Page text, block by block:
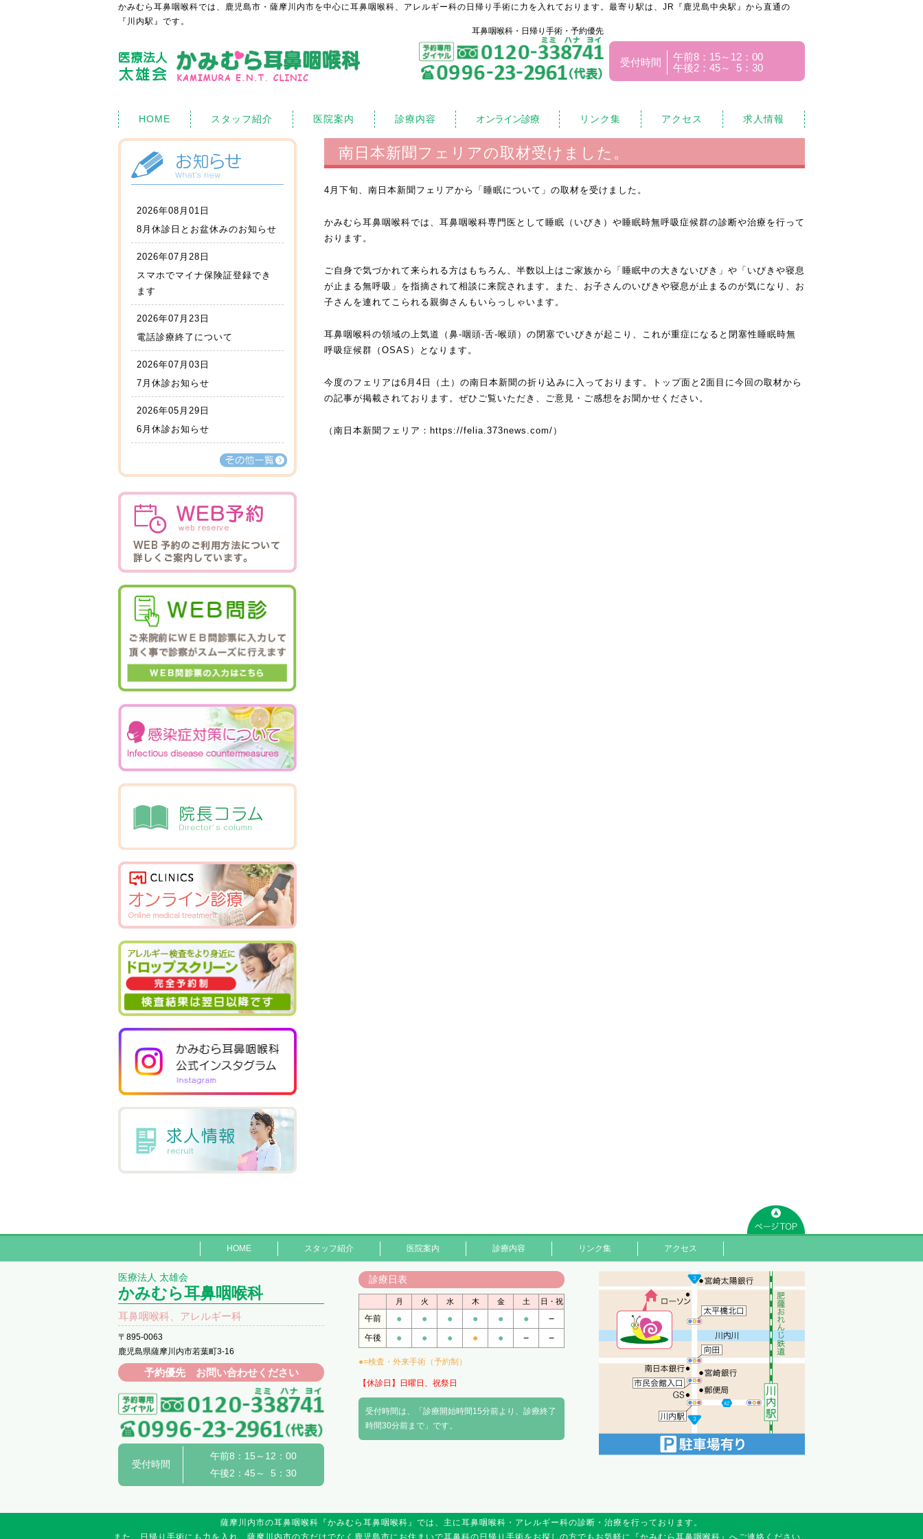
かみむら耳鼻咽喉科では、鹿児島市・薩摩川内市を中心に耳鼻咽喉科、アレルギー科の日帰り手術に力を入れております。最寄り駅は、JR『鹿児島中央駅』から直通の
『川内駅』です。
耳鼻咽喉科・日帰り手術・予約優先
受付時間
午前8：15～12：00
午後2：45～ 5：30
HOME スタッフ紹介 医院案内 診療内容 オンライン診療 リンク集 アクセス 求人情報
南日本新聞フェリアの取材受けました。
4月下旬、南日本新聞フェリアから「睡眠について」の取材を受けました。
かみむら耳鼻咽喉科では、耳鼻咽喉科専門医として睡眠（いびき）や睡眠時無呼吸症候群の診断や治療を行って
おります。
ご自身で気づかれて来られる方はもちろん、半数以上はご家族から「睡眠中の大きないびき」や「いびきや寝息
が止まる無呼吸」を指摘されて相談に来院されます。また、お子さんのいびきや寝息が止まるのが気になり、お
子さんを連れてこられる親御さんもいらっしゃいます。
耳鼻咽喉科の領域の上気道（鼻-咽頭-舌-喉頭）の閉塞でいびきが起こり、これが重症になると閉塞性睡眠時無
呼吸症候群（OSAS）となります。
今度のフェリアは6月4日（土）の南日本新聞の折り込みに入っております。トップ面と2面目に今回の取材から
の記事が掲載されております。ぜひご覧いただき、ご意見・ご感想をお聞かせください。
（南日本新聞フェリア： https://felia.373news.com/ ）
2026年08月01日
8月休診日とお盆休みのお知らせ
2026年07月28日
スマホでマイナ保険証登録でき
ます
2026年07月23日
電話診療終了について
2026年07月03日
7月休診お知らせ
2026年05月29日
6月休診お知らせ
HOME スタッフ紹介 医院案内 診療内容 リンク集 アクセス
医療法人 太雄会
かみむら耳鼻咽喉科
耳鼻咽喉科、アレルギー科
〒895-0063
鹿児島県薩摩川内市若葉町3-16
予約優先 お問い合わせください
受付時間
午前8：15～12：00
午後2：45～ 5：30
診療日表
月 火 水 木 金 土 日・祝
午前 ● ● ● ● ● ● −
午後 ● ● ● ● ● − −
●=検査・外来手術（予約制）
【休診日】日曜日、祝祭日
受付時間は、「診療開始時間15分前より、診療終了
時間30分前まで」です。
薩摩川内市の耳鼻咽喉科『かみむら耳鼻咽喉科』では、主に耳鼻咽喉科・アレルギー科の診断・治療を行っております。
また、日帰り手術にも力を入れ、薩摩川内市の方だけでなく鹿児島市にお住まいで耳鼻科の日帰り手術をお探しの方でもお気軽に『かみむら耳鼻咽喉科』へご連絡ください。